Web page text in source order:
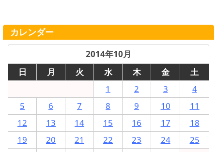
カレンダー
2014年10月
日
月 火 水 木 金
土
1
2 3
4
5
6 7 8 9 10
11
12
13 14 15 16 17
18
19
20 21 22 23 24
25